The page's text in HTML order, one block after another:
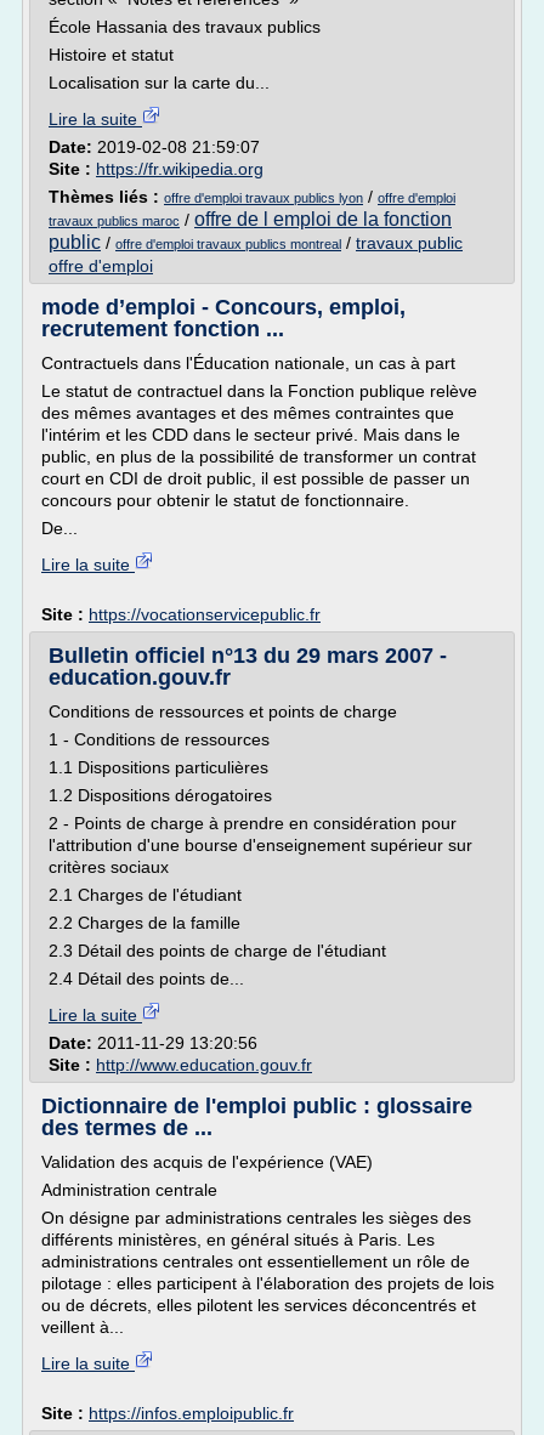
École Hassania des travaux publics
Histoire et statut
Localisation sur la carte du...
Lire la suite
Date: 2019-02-08 21:59:07
Site : https://fr.wikipedia.org
Thèmes liés : offre d'emploi travaux publics lyon / offre d'emploi
travaux publics maroc / offre de l emploi de la fonction
public / offre d'emploi travaux publics montreal / travaux public
offre d'emploi
mode d’emploi - Concours, emploi,
recrutement fonction ...
Contractuels dans l'Éducation nationale, un cas à part
Le statut de contractuel dans la Fonction publique relève
des mêmes avantages et des mêmes contraintes que
l'intérim et les CDD dans le secteur privé. Mais dans le
public, en plus de la possibilité de transformer un contrat
court en CDI de droit public, il est possible de passer un
concours pour obtenir le statut de fonctionnaire.
De...
Lire la suite
Site : https://vocationservicepublic.fr
Bulletin officiel n°13 du 29 mars 2007 -
education.gouv.fr
Conditions de ressources et points de charge
1 - Conditions de ressources
1.1 Dispositions particulières
1.2 Dispositions dérogatoires
2 - Points de charge à prendre en considération pour
l'attribution d'une bourse d'enseignement supérieur sur
critères sociaux
2.1 Charges de l'étudiant
2.2 Charges de la famille
2.3 Détail des points de charge de l'étudiant
2.4 Détail des points de...
Lire la suite
Date: 2011-11-29 13:20:56
Site : http://www.education.gouv.fr
Dictionnaire de l'emploi public : glossaire
des termes de ...
Validation des acquis de l'expérience (VAE)
Administration centrale
On désigne par administrations centrales les sièges des
différents ministères, en général situés à Paris. Les
administrations centrales ont essentiellement un rôle de
pilotage : elles participent à l'élaboration des projets de lois
ou de décrets, elles pilotent les services déconcentrés et
veillent à...
Lire la suite
Site : https://infos.emploipublic.fr